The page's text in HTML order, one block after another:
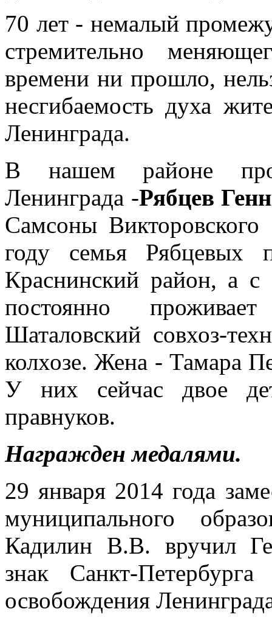
70 лет - немалый
стремительно
времени ни прошло,
несгибаемость духа
Ленинграда.
В нашем районе
Ленинграда -Рябцев
Самсоны
году семья Рябцевых
Краснинский район, а с
постоянно
Шаталовский совхоз-
колхозе. Жена - Тамара
У них сейчас двое
правнуков.
Награжден медалями.
29 января 2014 года
муниципального
Кадилин В.В. вручил
знак Санкт-
освобождения